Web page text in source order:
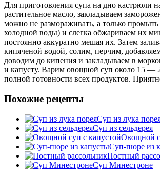
Для приготовления супа на дно кастрюли
растительное масло, закладываем
можно не размораживать, а только промыть
холодной воды) и слегка обжариваем их
постоянно аккуратно мешая их. Затем
кипяченой водой, солим, перчим,
доводим до кипения и закладываем в
и капусту. Варим овощной суп около 15 —
полной готовности всех продуктов.
Похожие рецепты
Суп из лука
Суп из сельдерея
Овощной
Суп-пюре из
Постный
Суп Минестроне